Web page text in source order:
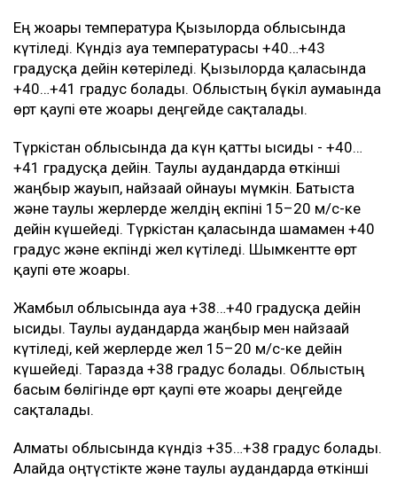
Ең жоғары температура Қызылорда облысында
күтіледі. Күндіз ауа температурасы +40…+43
градусқа дейін көтеріледі. Қызылорда қаласында
+40…+41 градус болады. Облыстың бүкіл аумағында
өрт қаупі өте жоғары деңгейде сақталады.
Түркістан облысында да күн қатты ысиды - +40…
+41 градусқа дейін. Таулы аудандарда өткінші
жаңбыр жауып, найзағай ойнауы мүмкін. Батыста
және таулы жерлерде желдің екпіні 15–20 м/с-ке
дейін күшейеді. Түркістан қаласында шамамен +40
градус және екпінді жел күтіледі. Шымкентте өрт
қаупі өте жоғары.
Жамбыл облысында ауа +38…+40 градусқа дейін
ысиды. Таулы аудандарда жаңбыр мен найзағай
күтіледі, кей жерлерде жел 15–20 м/с-ке дейін
күшейеді. Таразда +38 градус болады. Облыстың
басым бөлігінде өрт қаупі өте жоғары деңгейде
сақталады.
Алматы облысында күндіз +35…+38 градус болады.
Алайда оңтүстікте және таулы аудандарда өткінші